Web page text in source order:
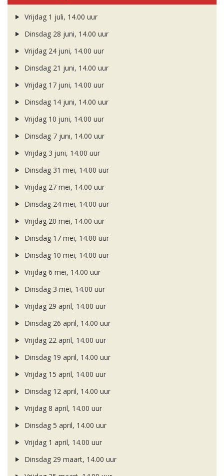
Vrijdag 1 juli, 14.00 uur
Dinsdag 28 juni, 14.00 uur
Vrijdag 24 juni, 14.00 uur
Dinsdag 21 juni, 14.00 uur
Vrijdag 17 juni, 14.00 uur
Dinsdag 14 juni, 14.00 uur
Vrijdag 10 juni, 14.00 uur
Dinsdag 7 juni, 14.00 uur
Vrijdag 3 juni, 14.00 uur
Dinsdag 31 mei, 14.00 uur
Vrijdag 27 mei, 14.00 uur
Dinsdag 24 mei, 14.00 uur
Vrijdag 20 mei, 14.00 uur
Dinsdag 17 mei, 14.00 uur
Dinsdag 10 mei, 14.00 uur
Vrijdag 6 mei, 14.00 uur
Dinsdag 3 mei, 14.00 uur
Vrijdag 29 april, 14.00 uur
Dinsdag 26 april, 14.00 uur
Vrijdag 22 april, 14.00 uur
Dinsdag 19 april, 14.00 uur
Vrijdag 15 april, 14.00 uur
Dinsdag 12 april, 14.00 uur
Vrijdag 8 april, 14.00 uur
Dinsdag 5 april, 14.00 uur
Vrijdag 1 april, 14.00 uur
Dinsdag 29 maart, 14.00 uur